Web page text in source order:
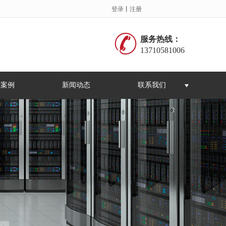
登录 丨 注册
服务热线：
13710581006
例 新闻动态 联系我们